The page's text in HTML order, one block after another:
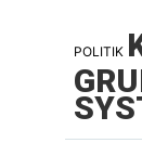
POLITIK